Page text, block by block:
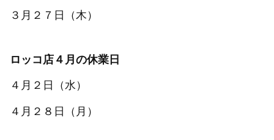
３月２７日（木）
ロッコ店４月の休業日
４月２日（水）
４月２８日（月）